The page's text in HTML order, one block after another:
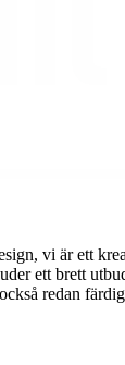
vi är ett
ett brett
redan